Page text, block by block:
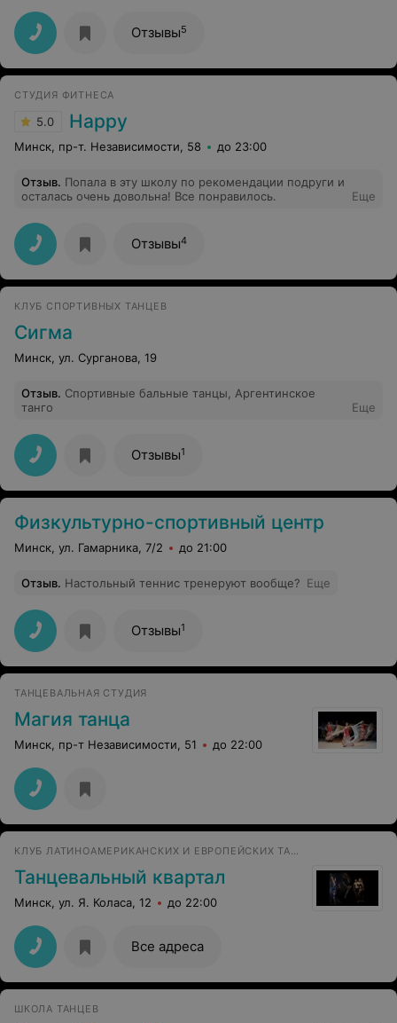
развитии!
Отзывы5
СТУДИЯ ФИТНЕСА
5.0 Happy
Минск, пр-т. Независимости, 58 до 23:00
Отзыв. Попала в эту школу по рекомендации подруги и
осталась очень довольна! Все понравилось.
Еще
Отзывы4
КЛУБ СПОРТИВНЫХ ТАНЦЕВ
Сигма
Минск, ул. Сурганова, 19
Отзыв. Спортивные бальные танцы, Аргентинское
танго
Еще
Отзывы1
Физкультурно-спортивный центр
Минск, ул. Гамарника, 7/2 до 21:00
Отзыв. Настольный теннис тренеруют вообще? Еще
Отзывы1
ТАНЦЕВАЛЬНАЯ СТУДИЯ
Магия танца
Минск, пр-т Независимости, 51 до 22:00
КЛУБ ЛАТИНОАМЕРИКАНСКИХ И ЕВРОПЕЙСКИХ ТАНЦЕВ
Танцевальный квартал
Минск, ул. Я. Коласа, 12 до 22:00
Все адреса
ШКОЛА ТАНЦЕВ